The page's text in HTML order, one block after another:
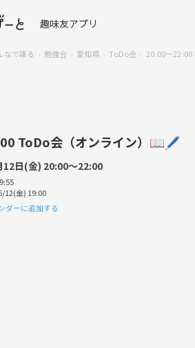
趣味友アプリ
なで語る 勉強会 愛知県 ToDo会 20:00〜
ToDo会（オンライン）📖🖊
12日(金) 20:00〜22:00
12(金) 19:00
ダーに追加する